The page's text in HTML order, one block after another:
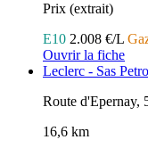
Prix (extrait)
E10 2.008 €/L
Ouvrir la fiche
Leclerc - Sas
Route d'Epernay,
16,6 km